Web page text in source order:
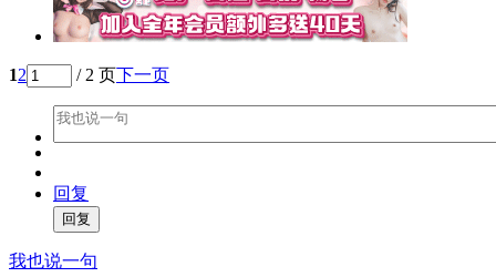
12 / 2 页下一页
回复
我也说一句